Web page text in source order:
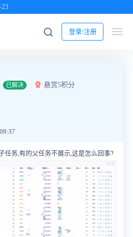
23
登录/注册
已解决 悬赏5积分
任务,有的父任务不展示,这是怎么回事?